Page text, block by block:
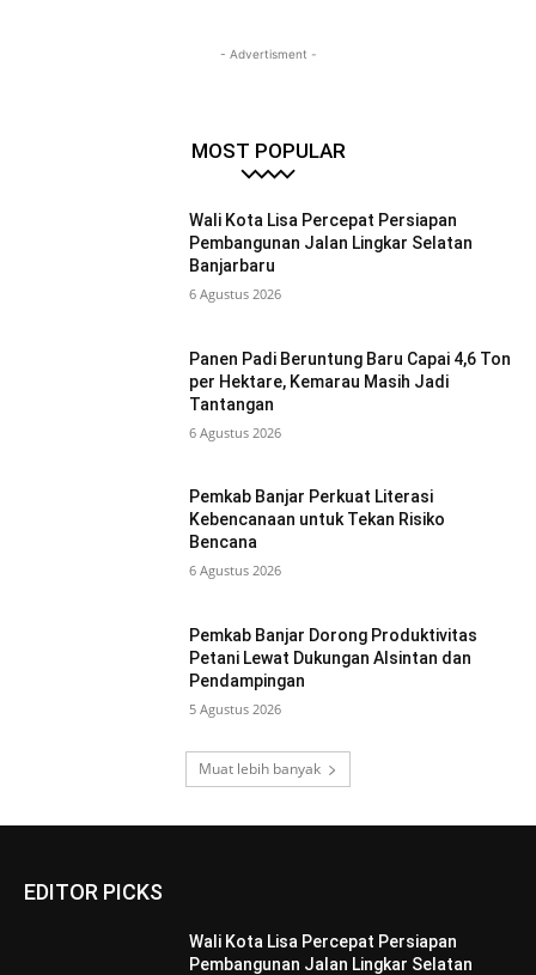
- Advertisment -
MOST POPULAR
Wali Kota Lisa Percepat Persiapan
Pembangunan Jalan Lingkar Selatan
Banjarbaru
6 Agustus 2026
Panen Padi Beruntung Baru Capai 4,6 Ton
per Hektare, Kemarau Masih Jadi
Tantangan
6 Agustus 2026
Pemkab Banjar Perkuat Literasi
Kebencanaan untuk Tekan Risiko
Bencana
6 Agustus 2026
Pemkab Banjar Dorong Produktivitas
Petani Lewat Dukungan Alsintan dan
Pendampingan
5 Agustus 2026
Muat lebih banyak
EDITOR PICKS
Wali Kota Lisa Percepat Persiapan
Pembangunan Jalan Lingkar Selatan